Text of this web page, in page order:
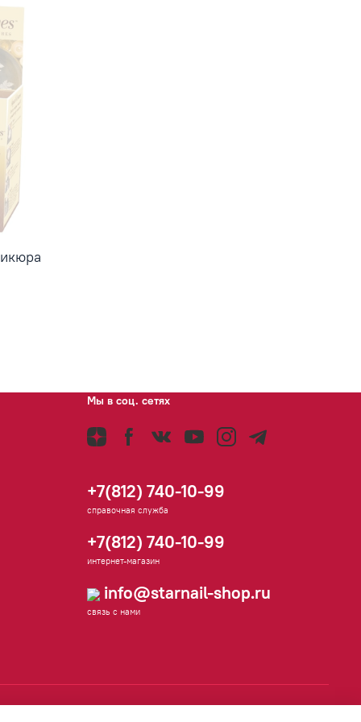
Мы в соц. сетях
+7(812) 740-10-99
справочная служба
+7(812) 740-10-99
интернет-магазин
info@starnail-shop.ru
связь с нами